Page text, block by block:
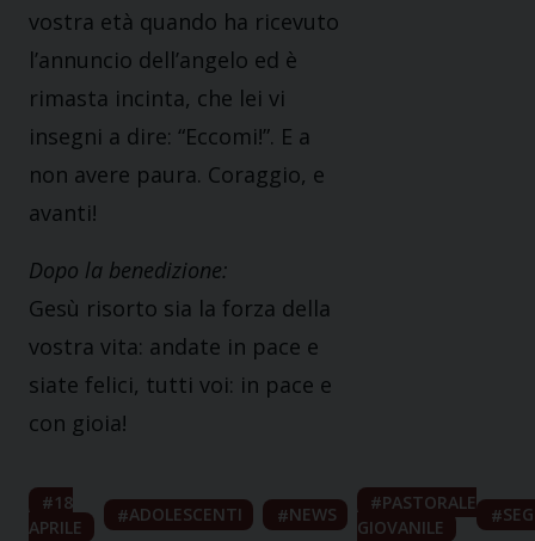
vostra età quando ha ricevuto
l’annuncio dell’angelo ed è
rimasta incinta, che lei vi
insegni a dire: “Eccomi!”. E a
non avere paura. Coraggio, e
avanti!
Dopo la benedizione:
Gesù risorto sia la forza della
vostra vita: andate in pace e
siate felici, tutti voi: in pace e
con gioia!
18
APRILE
ADOLESCENTI NEWS
PASTORALE
GIOVANILE